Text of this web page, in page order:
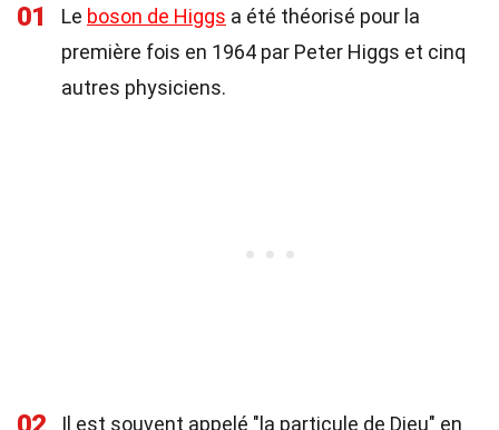
01 Le boson de Higgs a été théorisé pour la
première fois en 1964 par Peter Higgs et cinq
autres physiciens.
Il est souvent appelé "la particule de Dieu" en